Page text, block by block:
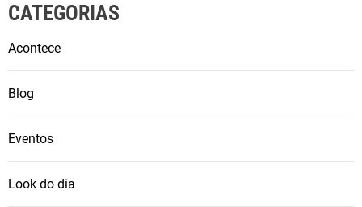
CATEGORIAS
Acontece
Blog
Eventos
Look do dia